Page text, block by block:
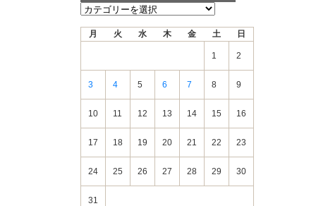
新
月 火 水 木 金 土 日
1 2
3 4 5 6 7 8 9
10 11 12 13 14 15 16
17 18 19 20 21 22 23
24 25 26 27 28 29 30
31